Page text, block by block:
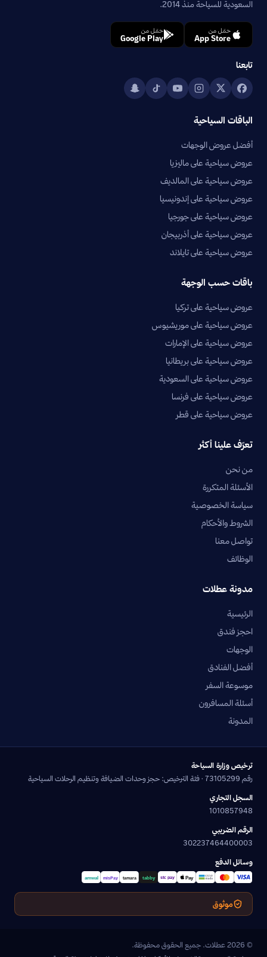
السعودية للسياحة منذ 2014.
حمّل من
App Store
حمّل من
Google Play
تابعنا
الباقات السياحية
أفضل عروض الوجهات
عروض سياحية على ماليزيا
عروض سياحية على المالديف
عروض سياحية على إندونيسيا
عروض سياحية على جورجيا
عروض سياحية على أذربيجان
عروض سياحية على تايلاند
باقات حسب الوجهة
عروض سياحية على تركيا
عروض سياحية على موريشيوس
عروض سياحية على الإمارات
عروض سياحية على بريطانيا
عروض سياحية على السعودية
عروض سياحية على فرنسا
عروض سياحية على قطر
تعرّف علينا أكثر
من نحن
الأسئلة المتكررة
سياسة الخصوصية
الشروط والأحكام
تواصل معنا
الوظائف
مدونة عطلات
الرئيسية
احجز فندق
الوجهات
أفضل الفنادق
موسوعة السفر
أسئلة المسافرون
المدونة
ترخيص وزارة السياحة
رقم 73105299 · فئة الترخيص: حجز وحدات الضيافة وتنظيم الرحلات السياحية
السجل التجاري
1010857948
الرقم الضريبي
302237464400003
وسائل الدفع
موثوق
© 2026 عطلات. جميع الحقوق محفوظة.